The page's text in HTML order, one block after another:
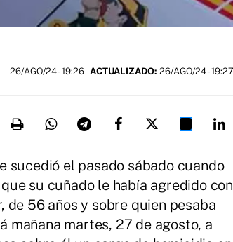
26/AGO/24- 19:26 ACTUALIZADO: 26/AGO/24 - 19:27
sucedió el pasado sábado cuando
su cuñado le había agredido con
de 56 años y sobre quien pesaba
mañana martes, 27 de agosto, a